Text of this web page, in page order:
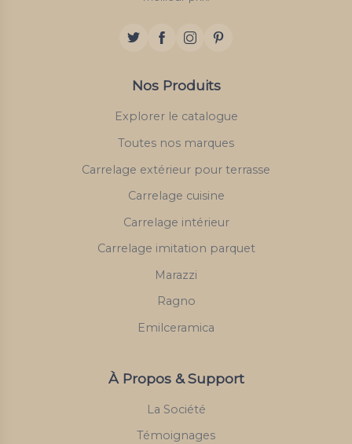
Nos Produits
Explorer le catalogue
Toutes nos marques
Carrelage extérieur pour terrasse
Carrelage cuisine
Carrelage intérieur
Carrelage imitation parquet
Marazzi
Ragno
Emilceramica
À Propos & Support
La Société
Témoignages